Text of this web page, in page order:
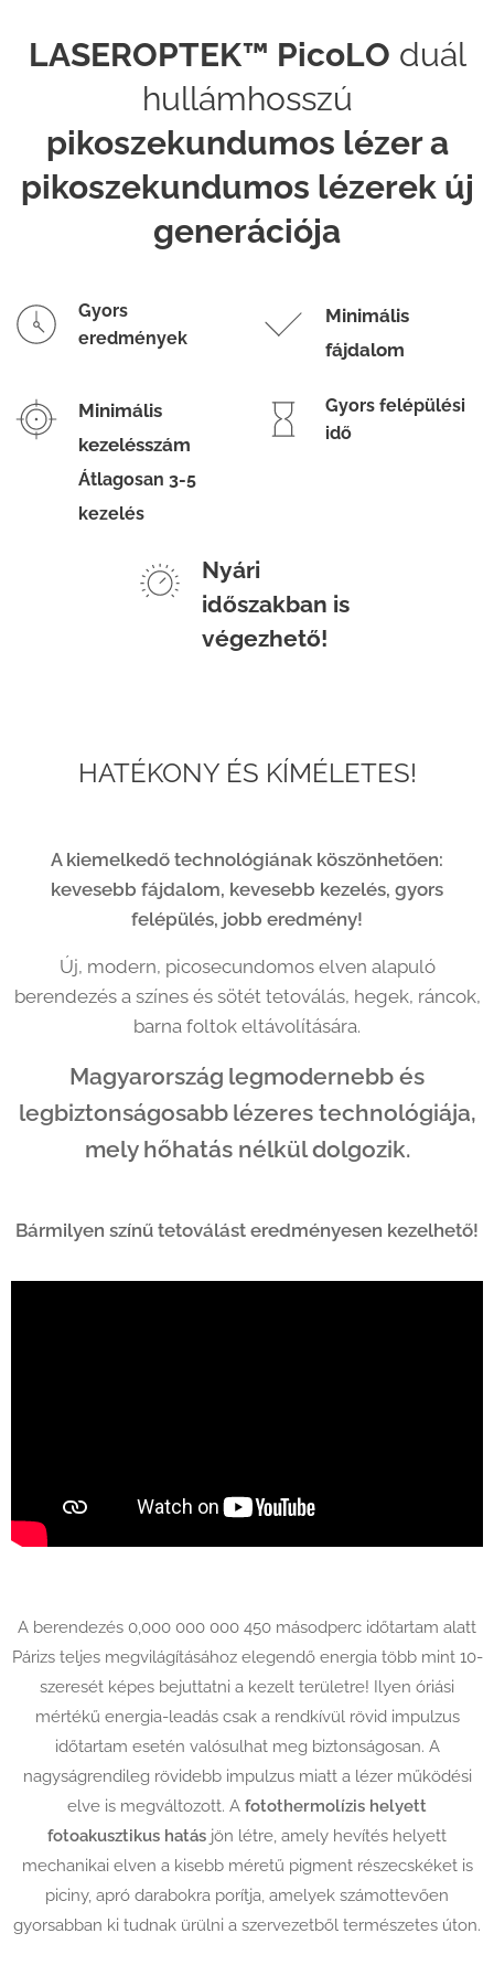
LASEROPTEK™ PicoLO duál
hullámhosszú
pikoszekundumos lézer a
pikoszekundumos lézerek új
generációja
Gyors
eredmények
Minimális
fájdalom
Minimális
kezelésszám
Átlagosan 3-5
kezelés
Gyors felépülési
idő
Nyári
időszakban is
végezhető!
HATÉKONY ÉS KÍMÉLETES!
A kiemelkedő technológiának köszönhetően:
kevesebb fájdalom, kevesebb kezelés, gyors
felépülés, jobb eredmény!
Új, modern, picosecundomos elven alapuló
berendezés a színes és sötét tetoválás, hegek, ráncok,
barna foltok eltávolítására.
Magyarország legmodernebb és
legbiztonságosabb lézeres technológiája,
mely hőhatás nélkül dolgozik.
Bármilyen színű tetoválást eredményesen kezelhető!
A berendezés 0,000 000 000 450 másodperc időtartam alatt
Párizs teljes megvilágításához elegendő energia több mint 10-
szeresét képes bejuttatni a kezelt területre! Ilyen óriási
mértékű energia-leadás csak a rendkívül rövid impulzus
időtartam esetén valósulhat meg biztonságosan. A
nagyságrendileg rövidebb impulzus miatt a lézer működési
elve is megváltozott. A fotothermolízis helyett
fotoakusztikus hatás jön létre, amely hevítés helyett
mechanikai elven a kisebb méretű pigment részecskéket is
piciny, apró darabokra porítja, amelyek számottevően
gyorsabban ki tudnak ürülni a szervezetből természetes úton.